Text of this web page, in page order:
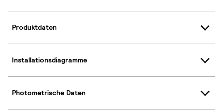
Produktdaten
Installationsdiagramme
Photometrische Daten